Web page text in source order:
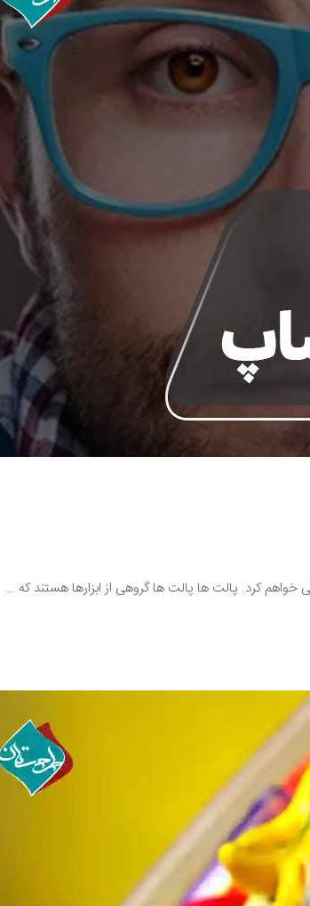
کرد. پالت ها پالت ها گروهی از ابزارها هستند که …